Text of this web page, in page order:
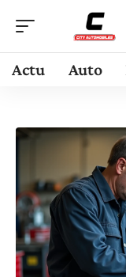
Actu Auto